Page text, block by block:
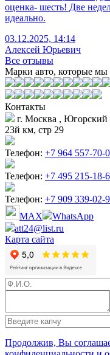
оценка- шесть! Две
идеально.
03.12.2025, 14:14
Алексей Юрьевич
Все отзывы
Марки авто, которые мы
Контакты
г. Москва , Югорский
23й км, стр 29
Телефон: +7 964 557-70-
Телефон: +7 495 215-18-
Телефон: +7 909 339-02-
MAX
WhatsApp
att24@list.ru
Карта сайта
Продолжив, Вы